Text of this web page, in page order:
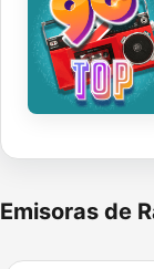
Emisoras de